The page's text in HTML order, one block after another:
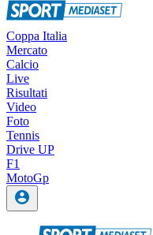
Coppa Italia
Mercato
Calcio
Live
Risultati
Video
Foto
Tennis
Drive UP
F1
MotoGp